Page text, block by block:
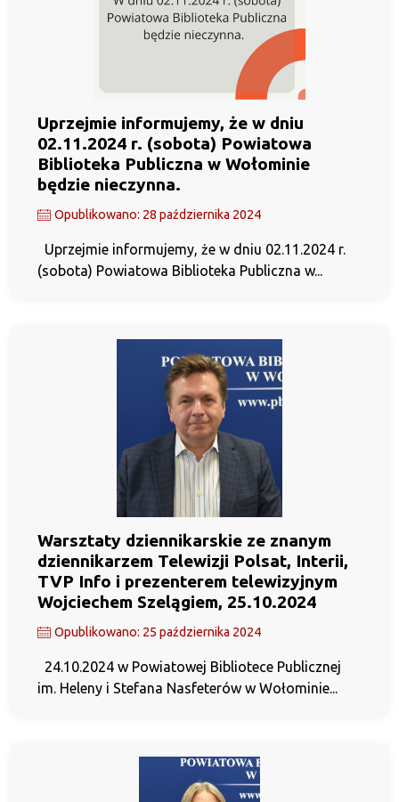
Uprzejmie informujemy, że w dniu
02.11.2024 r. (sobota) Powiatowa
Biblioteka Publiczna w Wołominie
będzie nieczynna.
Opublikowano: 28 października 2024
Uprzejmie informujemy, że w dniu 02.11.2024 r.
(sobota) Powiatowa Biblioteka Publiczna w...
Warsztaty dziennikarskie ze znanym
dziennikarzem Telewizji Polsat, Interii,
TVP Info i prezenterem telewizyjnym
Wojciechem Szelągiem, 25.10.2024
Opublikowano: 25 października 2024
24.10.2024 w Powiatowej Bibliotece Publicznej
im. Heleny i Stefana Nasfeterów w Wołominie...